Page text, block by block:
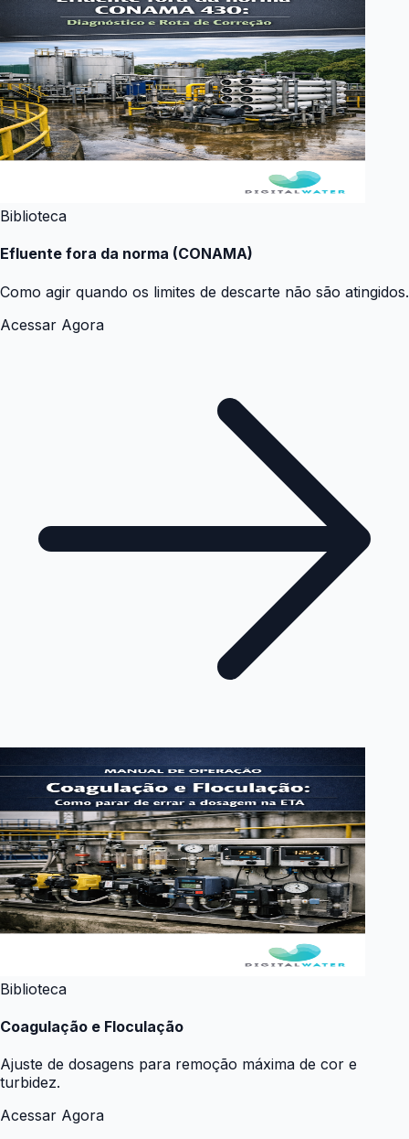
Biblioteca
Efluente fora da norma (CONAMA)
Como agir quando os limites de descarte não são atingidos.
Acessar Agora
Biblioteca
Coagulação e Floculação
Ajuste de dosagens para remoção máxima de cor e
turbidez.
Acessar Agora